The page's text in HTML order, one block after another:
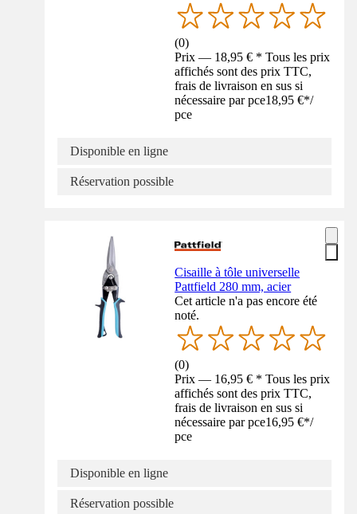
(0)
Prix — 18,95 € * Tous les prix
affichés sont des prix TTC,
frais de livraison en sus si
nécessaire par pce18,95 €*/
pce
Disponible en ligne
Réservation possible
Cisaille à tôle universelle
Pattfield 280 mm, acier
Cet article n'a pas encore été
noté.
(0)
Prix — 16,95 € * Tous les prix
affichés sont des prix TTC,
frais de livraison en sus si
nécessaire par pce16,95 €*/
pce
Disponible en ligne
Réservation possible